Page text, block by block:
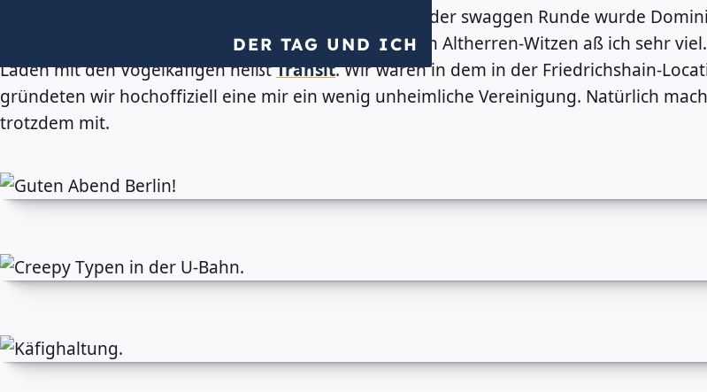
DER TAG UND ICH
Dieses Wochenende war ich in Berlin - als Letzter aus der swaggen Runde wurde
Und das musste gefeiert werden. Zwischen sehr vielen Altherren-Witzen aß ich sehr
Laden mit den Vogelkäfigen heißtTransit. Wir waren in dem in der Friedrichshain-
gründeten wir hochoffiziell eine mir ein wenig unheimliche Vereinigung. Natürlich
trotzdem mit.